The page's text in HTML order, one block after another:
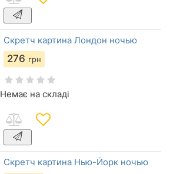
Скретч картина Лондон ночью
276 грн
Немає на складі
Скретч картина Нью-Йорк ночью